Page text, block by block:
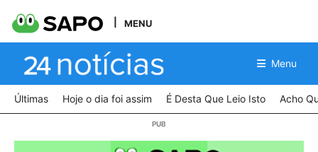
MENU
Menu
Últimas Hoje o dia foi assim É Desta Que Leio Isto Acho